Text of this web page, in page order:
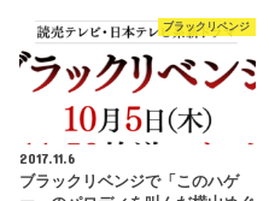
ブラックリベンジ
2017.11.6
ブラックリベンジで「このハゲ